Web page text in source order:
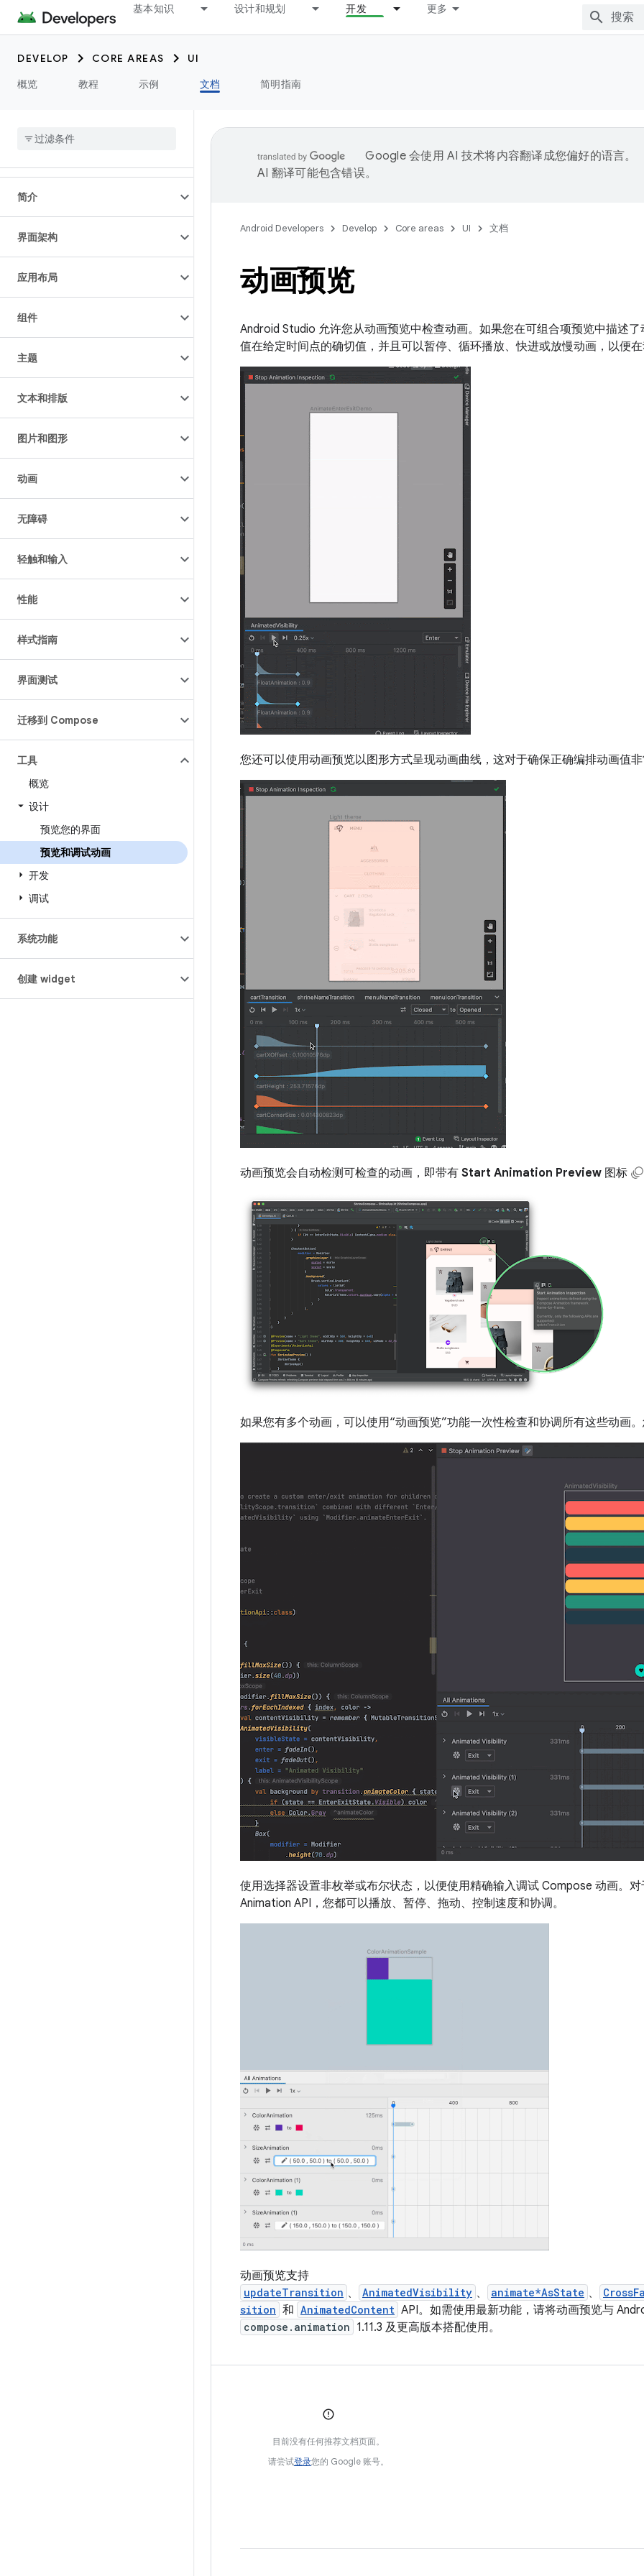
基本知识 设计和规划 开发 更多
DEVELOP CORE AREAS
UI
概览
教程 示例 文档 简明指南
简介
界面架构
应用布局
组件
主题
文本和排版
图片和图形
动画
无障碍
轻触和输入
性能
样式指南
界面测试
迁移到 Compose
工具
概览
设计
预览您的界面
预览和调试动画
开发
调试
系统功能
创建 widget
Google 会使用 AI 技术将内容翻译成您偏好的语言。
AI 翻译可能包含错误。
Android Developers Develop Core areas UI 文档
动画预览
Android Studio 允许您从动画预览中检查动画。如果您在可组合项预览中描述
值在给定时间点的确切值，并且可以暂停、循环播放、快进或放慢动画，以便
您还可以使用动画预览以图形方式呈现动画曲线，这对于确保正确编排动画值
动画预览会自动检测可检查的动画，即带有 Start Animation Preview 图标
如果您有多个动画，可以使用“动画预览”功能一次性检查和协调所有这些动画
使用选择器设置非枚举或布尔状态，以便使用精确输入调试 Compose 动画。
Animation API，您都可以播放、暂停、拖动、控制速度和协调。
动画预览支持
updateTransition 、 AnimatedVisibility 、 animate*AsState 、
sition 和 AnimatedContent API。如需使用最新功能，请将动画预览与
compose.animation 1.11.3 及更高版本搭配使用。
目前没有任何推荐文档页面。
请尝试登录您的 Google 账号。